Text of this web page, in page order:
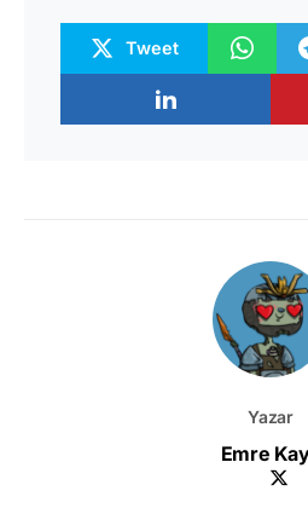
Tweet
Yazar
Emre